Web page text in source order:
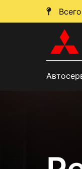
Всего